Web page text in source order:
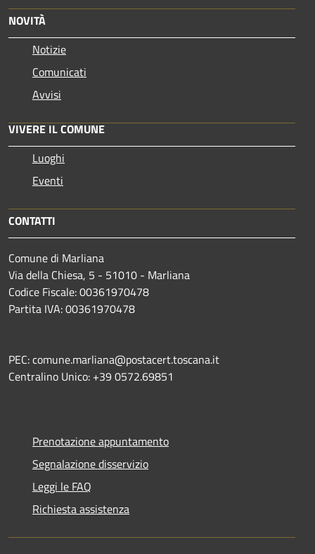
NOVITÀ
Notizie
Comunicati
Avvisi
VIVERE IL COMUNE
Luoghi
Eventi
CONTATTI
Comune di Marliana
Via della Chiesa, 5 - 51010 - Marliana
Codice Fiscale: 00361970478
Partita IVA: 00361970478
PEC: comune.marliana@postacert.toscana.it
Centralino Unico: +39 0572.69851
Prenotazione appuntamento
Segnalazione disservizio
Leggi le FAQ
Richiesta assistenza